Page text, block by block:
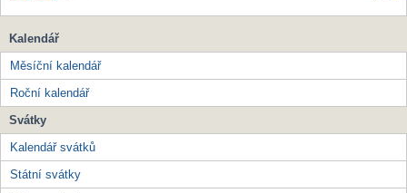
Kalendář
Měsíční kalendář
Roční kalendář
Svátky
Kalendář svátků
Státní svátky